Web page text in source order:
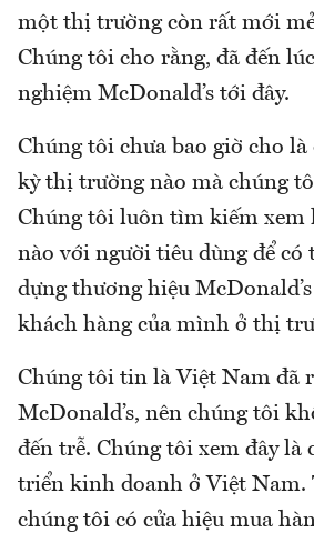
một thị trường còn rất mới
Chúng tôi cho rằng, đã đến
nghiệm McDonald’s tới đây.
Chúng tôi chưa bao giờ cho
kỳ thị trường nào mà chúng
Chúng tôi luôn tìm kiếm xem
nào với người tiêu dùng để có
dựng thương hiệu
khách hàng của mình ở thị
Chúng tôi tin là Việt Nam đã
McDonald’s, nên chúng tôi
đến trễ. Chúng tôi xem đây là
triển kinh doanh ở Việt Nam.
chúng tôi có cửa hiệu mua